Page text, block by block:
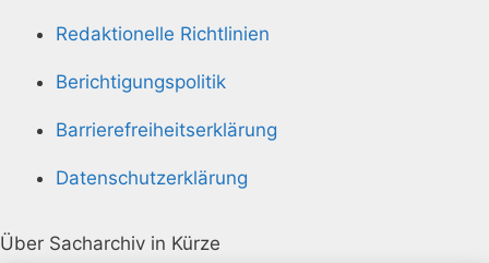
Redaktionelle Richtlinien
Berichtigungspolitik
Barrierefreiheitserklärung
Datenschutzerklärung
Über Sacharchiv in Kürze